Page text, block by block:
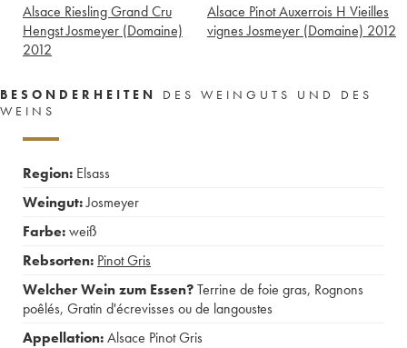
Alsace Riesling Grand Cru
Hengst Josmeyer (Domaine)
2012
Alsace Pinot Auxerrois H Vieilles
vignes Josmeyer (Domaine) 2012
BESONDERHEITEN
DES WEINGUTS UND DES
WEINS
Region: Elsass
Weingut:Josmeyer
Farbe:weiß
Rebsorten: Pinot Gris
Welcher Wein zum Essen?Terrine de foie gras, Rognons
poêlés, Gratin d'écrevisses ou de langoustes
Appellation:Alsace Pinot Gris